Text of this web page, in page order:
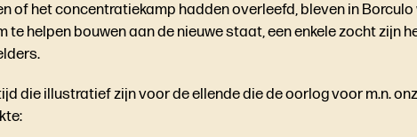
of het concentratiekamp hadden overleefd, bleven in Borculo
te helpen bouwen aan de nieuwe staat, een enkele zocht zijn
die illustratief zijn voor de ellende die de oorlog voor m.n.